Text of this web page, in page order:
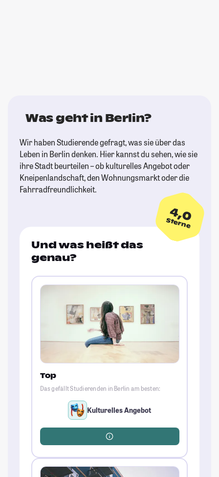
Was geht in Berlin?
Wir haben Studierende gefragt, was sie über das
Leben in Berlin denken. Hier kannst du sehen, wie sie
ihre Stadt beurteilen – ob kulturelles Angebot oder
Kneipenlandschaft, den Wohnungsmarkt oder die
Fahrradfreundlichkeit.
4,0
Sterne
Und was heißt das
genau?
Top
Das gefällt Studierenden in Berlin am besten:
Kulturelles Angebot